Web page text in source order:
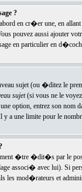
?
en cr�er une, en
pouvez aussi ajouter
en particulier en
sujet (ou �ditez le
sujet(si vous ne le voyez
option, entrez son nom
y a une limite pour le
�tre �dit�s par le
associ� avec lui). Si
mod�rateurs et